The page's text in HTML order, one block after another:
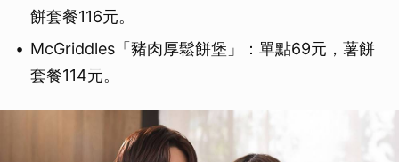
餅套餐116元。
McGriddles「豬肉厚鬆餅堡」：單點69元，薯餅
套餐114元。